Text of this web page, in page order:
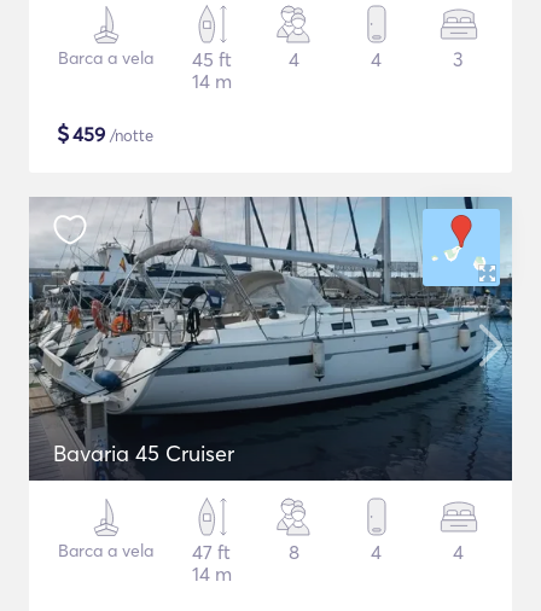
Barca a vela
45 ft
14 m
4 4 3
$459 /notte
Bavaria 45 Cruiser
Barca a vela
47 ft
14 m
8 4 4